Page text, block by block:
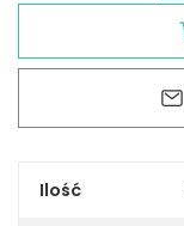
rękę
-
Ilość